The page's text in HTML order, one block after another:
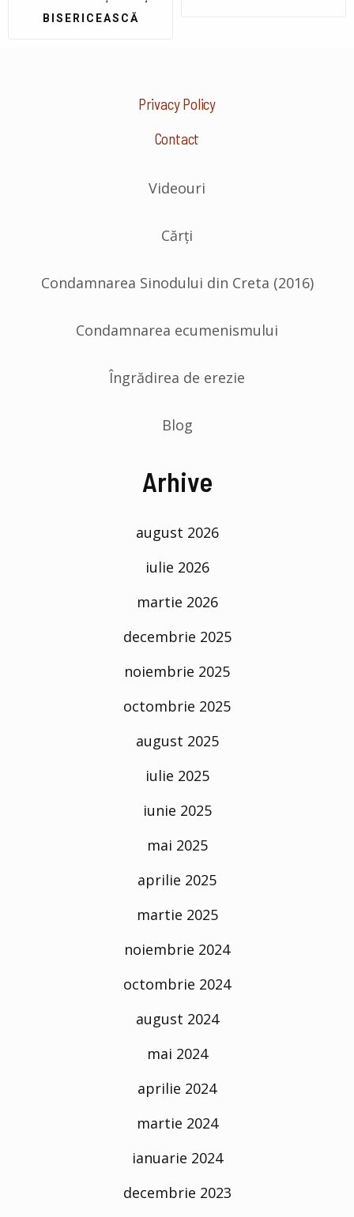
BISERICEASCĂ
Privacy Policy
Contact
Videouri
Cărți
Condamnarea Sinodului din Creta (2016)
Condamnarea ecumenismului
Îngrădirea de erezie
Blog
Arhive
august 2026
iulie 2026
martie 2026
decembrie 2025
noiembrie 2025
octombrie 2025
august 2025
iulie 2025
iunie 2025
mai 2025
aprilie 2025
martie 2025
noiembrie 2024
octombrie 2024
august 2024
mai 2024
aprilie 2024
martie 2024
ianuarie 2024
decembrie 2023